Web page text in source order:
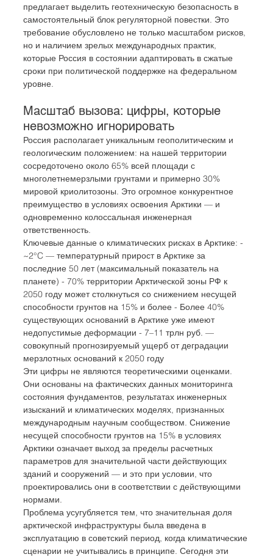
предлагает выделить геотехническую безопасность в
самостоятельный блок регуляторной повестки. Это
требование обусловлено не только масштабом рисков,
но и наличием зрелых международных практик,
которые Россия в состоянии адаптировать в сжатые
сроки при политической поддержке на федеральном
уровне.
Масштаб вызова: цифры, которые
невозможно игнорировать
Россия располагает уникальным геополитическим и
геологическим положением: на нашей территории
сосредоточено около 65% всей площади с
многолетнемерзлыми грунтами и примерно 30%
мировой криолитозоны. Это огромное конкурентное
преимущество в условиях освоения Арктики — и
одновременно колоссальная инженерная
ответственность.
Ключевые данные о климатических рисках в Арктике: -
~2°C — температурный прирост в Арктике за
последние 50 лет (максимальный показатель на
планете) - 70% территории Арктической зоны РФ к
2050 году может столкнуться со снижением несущей
способности грунтов на 15% и более - Более 40%
существующих оснований в Арктике уже имеют
недопустимые деформации - 7–11 трлн руб. —
совокупный прогнозируемый ущерб от деградации
мерзлотных оснований к 2050 году
Эти цифры не являются теоретическими оценками.
Они основаны на фактических данных мониторинга
состояния фундаментов, результатах инженерных
изысканий и климатических моделях, признанных
международным научным сообществом. Снижение
несущей способности грунтов на 15% в условиях
Арктики означает выход за пределы расчетных
параметров для значительной части действующих
зданий и сооружений — и это при условии, что
проектировались они в соответствии с действующими
нормами.
Проблема усугубляется тем, что значительная доля
арктической инфраструктуры была введена в
эксплуатацию в советский период, когда климатические
сценарии не учитывались в принципе. Сегодня эти